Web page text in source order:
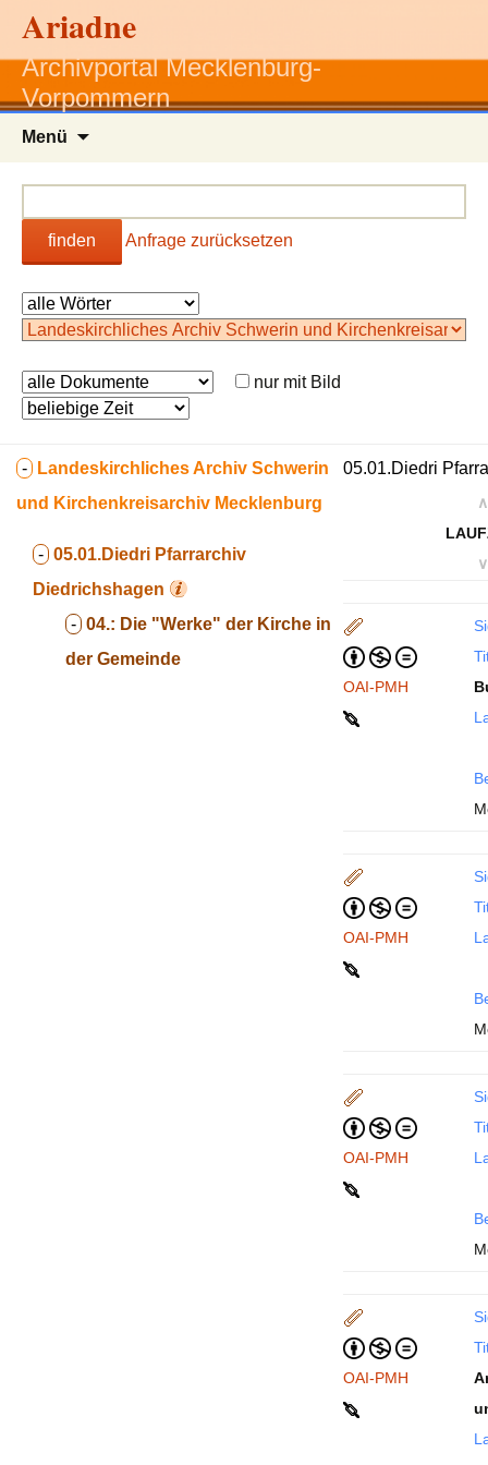
Ariadne
Archivportal Mecklenburg-
Vorpommern
Menü
finden Anfrage zurücksetzen
nur mit Bild
- Landeskirchliches Archiv Schwerin
und Kirchenkreisarchiv Mecklenburg
- 05.01.Diedri Pfarrarchiv
Diedrichshagen
- 04.: Die "Werke" der Kirche in
der Gemeinde
05.01.Diedri
∧
∨
OAI-PMH
OAI-PMH
OAI-PMH
OAI-PMH